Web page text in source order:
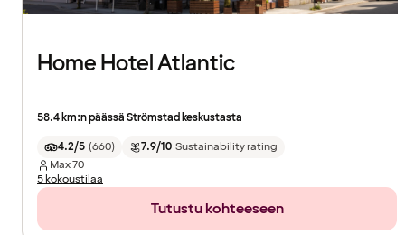
Home Hotel Atlantic
58.4 km:n päässä Strömstad keskustasta
4.2/5 (660) 7.9/10 Sustainability rating
Max70
5 kokoustilaa
Tutustu kohteeseen